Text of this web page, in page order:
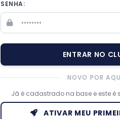
SENHA:
ENTRAR NO
NOVO POR
Já é cadastrado na base e este é
ATIVAR MEU